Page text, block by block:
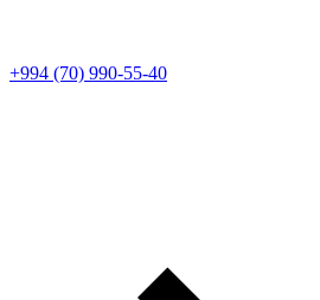
+994 (70) 990-55-40